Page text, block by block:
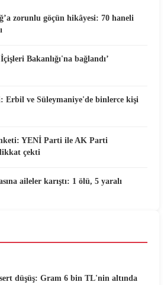
zorunlu göçün hikâyesi: 70 haneli
Bakanlığı'na bağlandı’
Erbil ve Süleymaniye'de binlerce kişi
YENİ Parti ile AK Parti
çekti
aileler karıştı: 1 ölü, 5 yaralı
düşüş: Gram 6 bin TL'nin altında